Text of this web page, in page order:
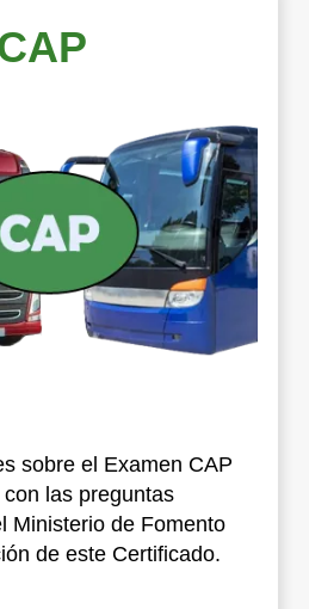
sobre el Examen CAP
las preguntas
Ministerio de Fomento
de este Certificado.